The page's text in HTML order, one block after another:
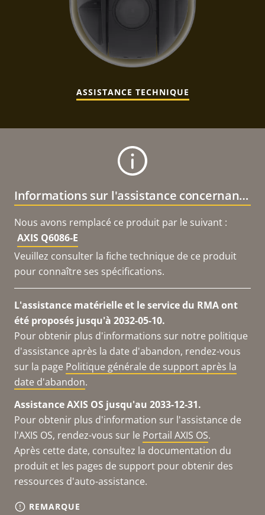
ASSISTANCE TECHNIQUE
Informations sur l'assistance concernant le produit
Nous avons remplacé ce produit par le suivant :
AXIS Q6086-E
Veuillez consulter la fiche technique de ce produit
pour connaître ses spécifications.
L'assistance matérielle et le service du RMA ont
été proposés jusqu'à 2032-05-10.
Pour obtenir plus d'informations sur notre politique
d'assistance après la date d'abandon, rendez-vous
sur la page Politique générale de support après la
date d'abandon.
Assistance AXIS OS jusqu'au 2033-12-31.
Pour obtenir plus d'information sur l'assistance de
l'AXIS OS, rendez-vous sur le Portail AXIS OS.
Après cette date, consultez la documentation du
produit et les pages de support pour obtenir des
ressources d'auto-assistance.
REMARQUE